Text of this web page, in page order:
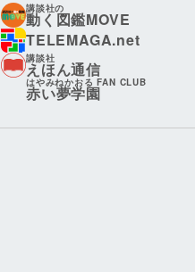
講談社の
動く図鑑MOVE
TELEMAGA.net
講談社
えほん通信
はやみねかおる FAN CLUB
赤い夢学園